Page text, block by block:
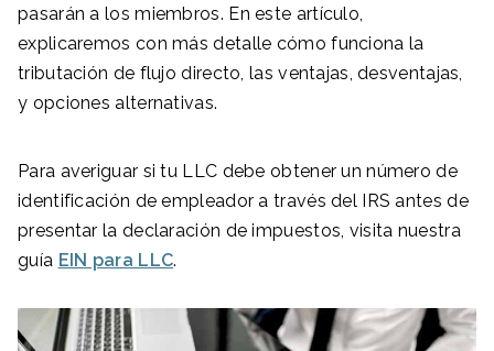
pasarán a los miembros. En este artículo,
explicaremos con más detalle cómo funciona la
tributación de flujo directo, las ventajas, desventajas,
y opciones alternativas.
Para averiguar si tu LLC debe obtener un número de
identificación de empleador a través del IRS antes de
presentar la declaración de impuestos, visita nuestra
guía EIN para LLC.